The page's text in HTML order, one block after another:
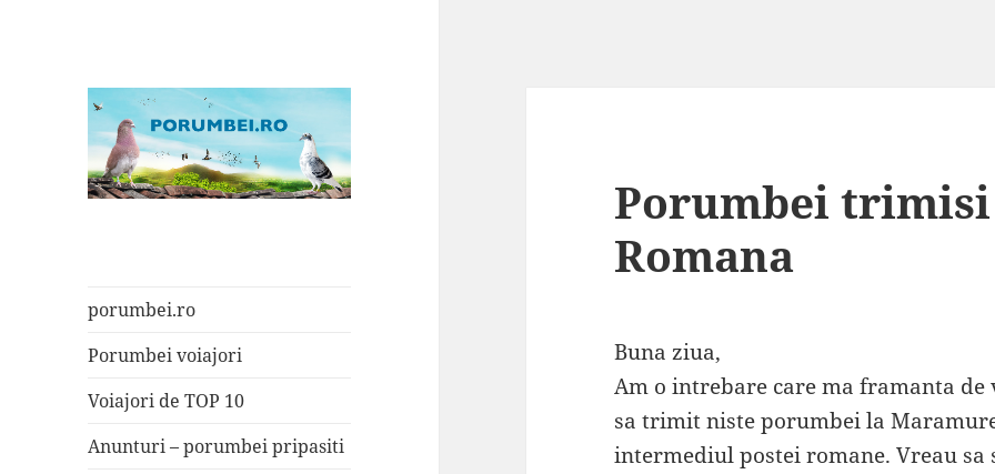
porumbei.ro
Porumbei voiajori
Voiajori de TOP 10
Anunturi – porumbei pripasiti
Porumbei
Romana
Buna ziua,
Am o intrebare care ma framanta de
sa trimit niste porumbei la
intermediul postei romane. Vreau sa